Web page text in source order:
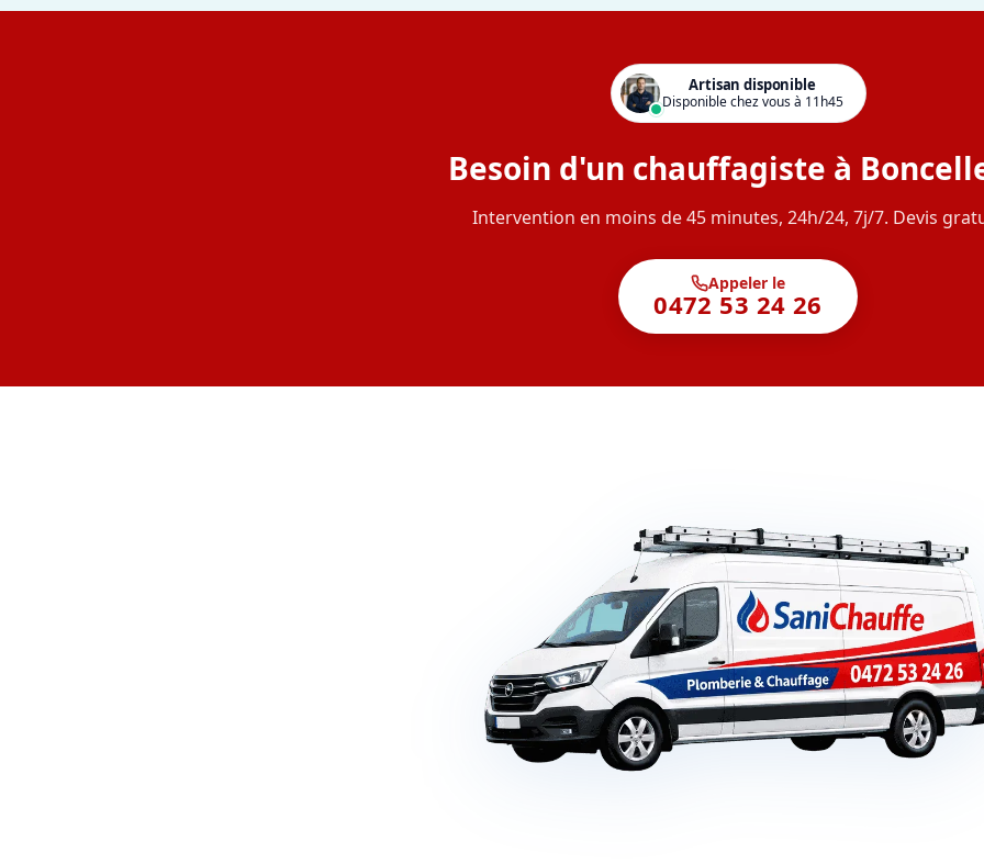
Artisan disponible
Disponible chez vous à 11h45
Besoin d'un chauffagiste à
Intervention en moins de 45 minutes, 24h/24, 7j/7. Devis
Appeler le
0472 53 24 26